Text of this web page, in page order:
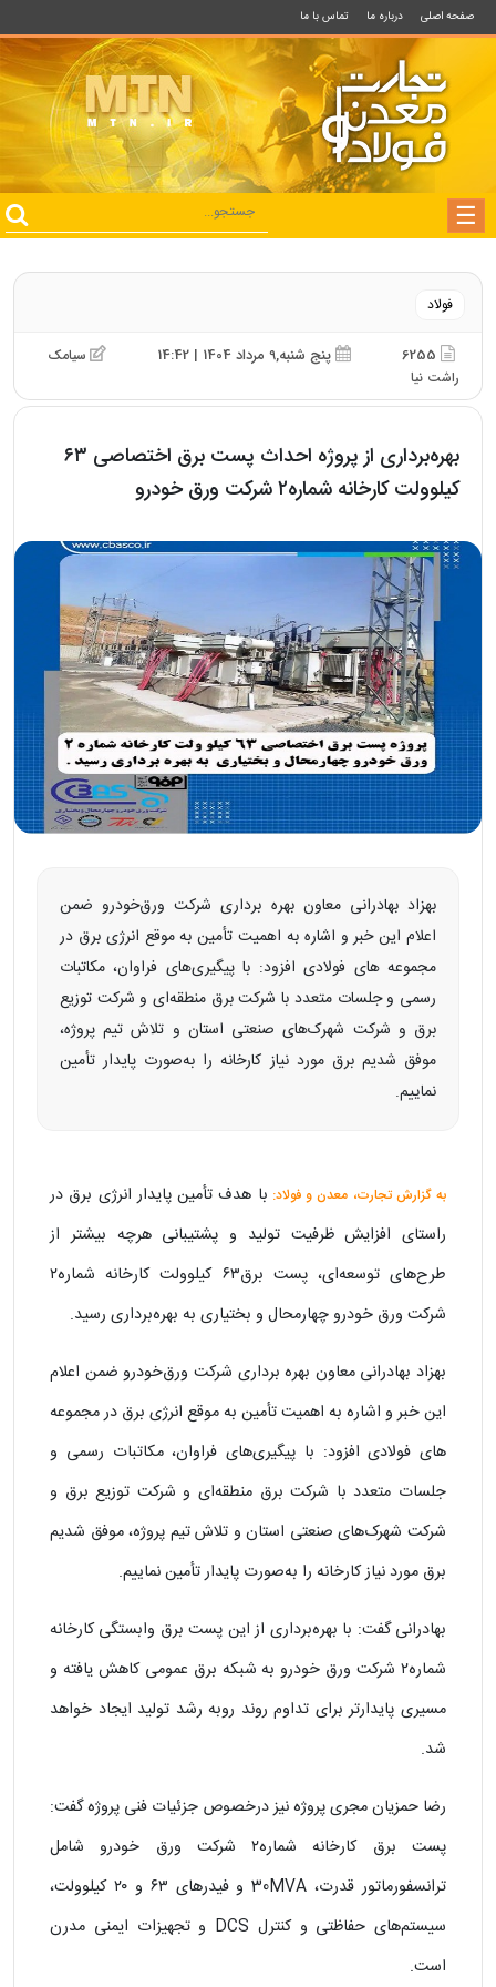
صفحه اصلی درباره ما تماس با ما
فولاد
6255 پنج شنبه,9 مرداد 1404 | 14:42
سیامک
راشت نیا
بهره‌برداری از پروژه احداث پست برق اختصاصی ۶۳
کیلوولت کارخانه شماره۲ شرکت ورق خودرو
بهزاد بهادرانی معاون بهره برداری شرکت ورق‌خودرو ضمن
اعلام این خبر و اشاره به اهمیت تأمین به موقع انرژی برق در
مجموعه های فولادی افزود: با پیگیری‌های فراوان، مکاتبات
رسمی و جلسات متعدد با شرکت برق منطقه‌ای و شرکت توزیع
برق و شرکت شهرک‌های صنعتی استان و تلاش تیم پروژه،
موفق شدیم برق مورد نیاز کارخانه را به‌صورت پایدار تأمین
نماییم.
به گزارش تجارت، معدن و فولاد: با هدف تأمین پایدار انرژی برق در
راستای افزایش ظرفیت تولید و پشتیبانی هرچه بیشتر از
طرح‌های توسعه‌ای، پست برق۶۳ کیلوولت کارخانه شماره۲
شرکت ورق خودرو چهارمحال و بختیاری به بهره‌برداری رسید.
بهزاد بهادرانی معاون بهره برداری شرکت ورق‌خودرو ضمن اعلام
این خبر و اشاره به اهمیت تأمین به موقع انرژی برق در مجموعه
های فولادی افزود: با پیگیری‌های فراوان، مکاتبات رسمی و
جلسات متعدد با شرکت برق منطقه‌ای و شرکت توزیع برق و
شرکت شهرک‌های صنعتی استان و تلاش تیم پروژه، موفق شدیم
برق مورد نیاز کارخانه را به‌صورت پایدار تأمین نماییم.
بهادرانی گفت: با بهره‌برداری از این پست برق وابستگی کارخانه
شماره۲ شرکت ورق خودرو به شبکه برق عمومی کاهش یافته و
مسیری پایدارتر برای تداوم روند روبه رشد تولید ایجاد خواهد
شد.
رضا حمزیان مجری پروژه نیز درخصوص جزئیات فنی پروژه گفت:
پست برق کارخانه شماره۲ شرکت ورق خودرو شامل
ترانسفورماتور قدرت، 30MVA و فیدرهای ۶۳ و ۲۰ کیلوولت،
سیستم‌های حفاظتی و کنترل DCS و تجهیزات ایمنی مدرن
است.